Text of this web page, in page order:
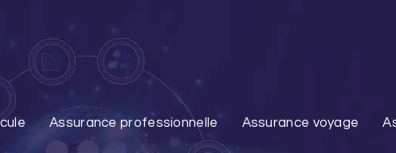
Assurance professionnelle Assurance voyage